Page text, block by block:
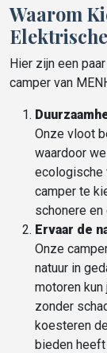
Waarom
Hier zijn een
camper van
Onze vloot
waardoor
ecologische
camper te
schonere
Ervaar de
Onze
natuur in
motoren kun
zonder
koesteren
bieden